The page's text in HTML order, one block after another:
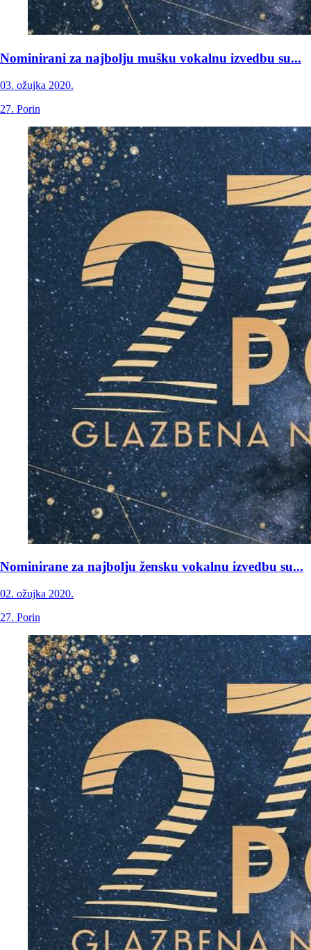
Nominirani za najbolju mušku vokalnu izvedbu su...
03. ožujka 2020.
27. Porin
Nominirane za najbolju žensku vokalnu izvedbu su...
02. ožujka 2020.
27. Porin